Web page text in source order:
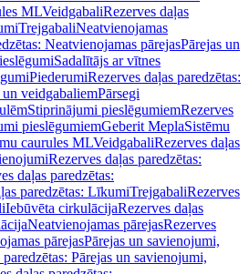
MLVeidgabaliRezerves daļas
TrejgabaliNeatvienojamas
Neatvienojamas pārejasPārejas un
Sadalītājs ar vītnes
PiederumiRezerves daļas paredzētas:
veidgabaliemPārsegi
Stiprinājumi pieslēgumiemRezerves
pieslēgumiemGeberit MeplaSistēmu
caurules MLVeidgabaliRezerves daļas
Rezerves daļas paredzētas:
daļas paredzētas:
paredzētas: LīkumiTrejgabaliRezerves
Iebūvēta cirkulācijaRezerves daļas
Neatvienojamas pārejasRezerves
pārejasPārejas un savienojumi,
Pārejas un savienojumi,